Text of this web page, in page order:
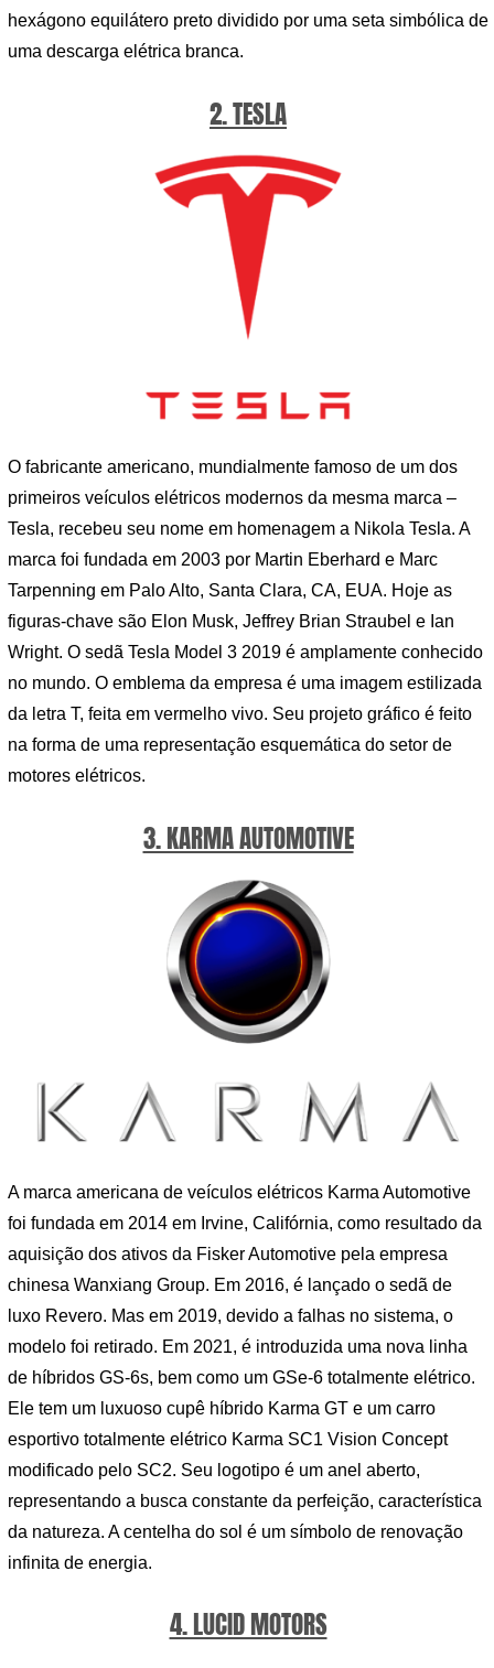
hexágono equilátero preto dividido por uma seta simbólica de
uma descarga elétrica branca.
2. TESLA
O fabricante americano, mundialmente famoso de um dos
primeiros veículos elétricos modernos da mesma marca –
Tesla, recebeu seu nome em homenagem a Nikola Tesla. A
marca foi fundada em 2003 por Martin Eberhard e Marc
Tarpenning em Palo Alto, Santa Clara, CA, EUA. Hoje as
figuras-chave são Elon Musk, Jeffrey Brian Straubel e Ian
Wright. O sedã Tesla Model 3 2019 é amplamente conhecido
no mundo. O emblema da empresa é uma imagem estilizada
da letra T, feita em vermelho vivo. Seu projeto gráfico é feito
na forma de uma representação esquemática do setor de
motores elétricos.
3. KARMA AUTOMOTIVE
A marca americana de veículos elétricos Karma Automotive
foi fundada em 2014 em Irvine, Califórnia, como resultado da
aquisição dos ativos da Fisker Automotive pela empresa
chinesa Wanxiang Group. Em 2016, é lançado o sedã de
luxo Revero. Mas em 2019, devido a falhas no sistema, o
modelo foi retirado. Em 2021, é introduzida uma nova linha
de híbridos GS-6s, bem como um GSe-6 totalmente elétrico.
Ele tem um luxuoso cupê híbrido Karma GT e um carro
esportivo totalmente elétrico Karma SC1 Vision Concept
modificado pelo SC2. Seu logotipo é um anel aberto,
representando a busca constante da perfeição, característica
da natureza. A centelha do sol é um símbolo de renovação
infinita de energia.
4. LUCID MOTORS